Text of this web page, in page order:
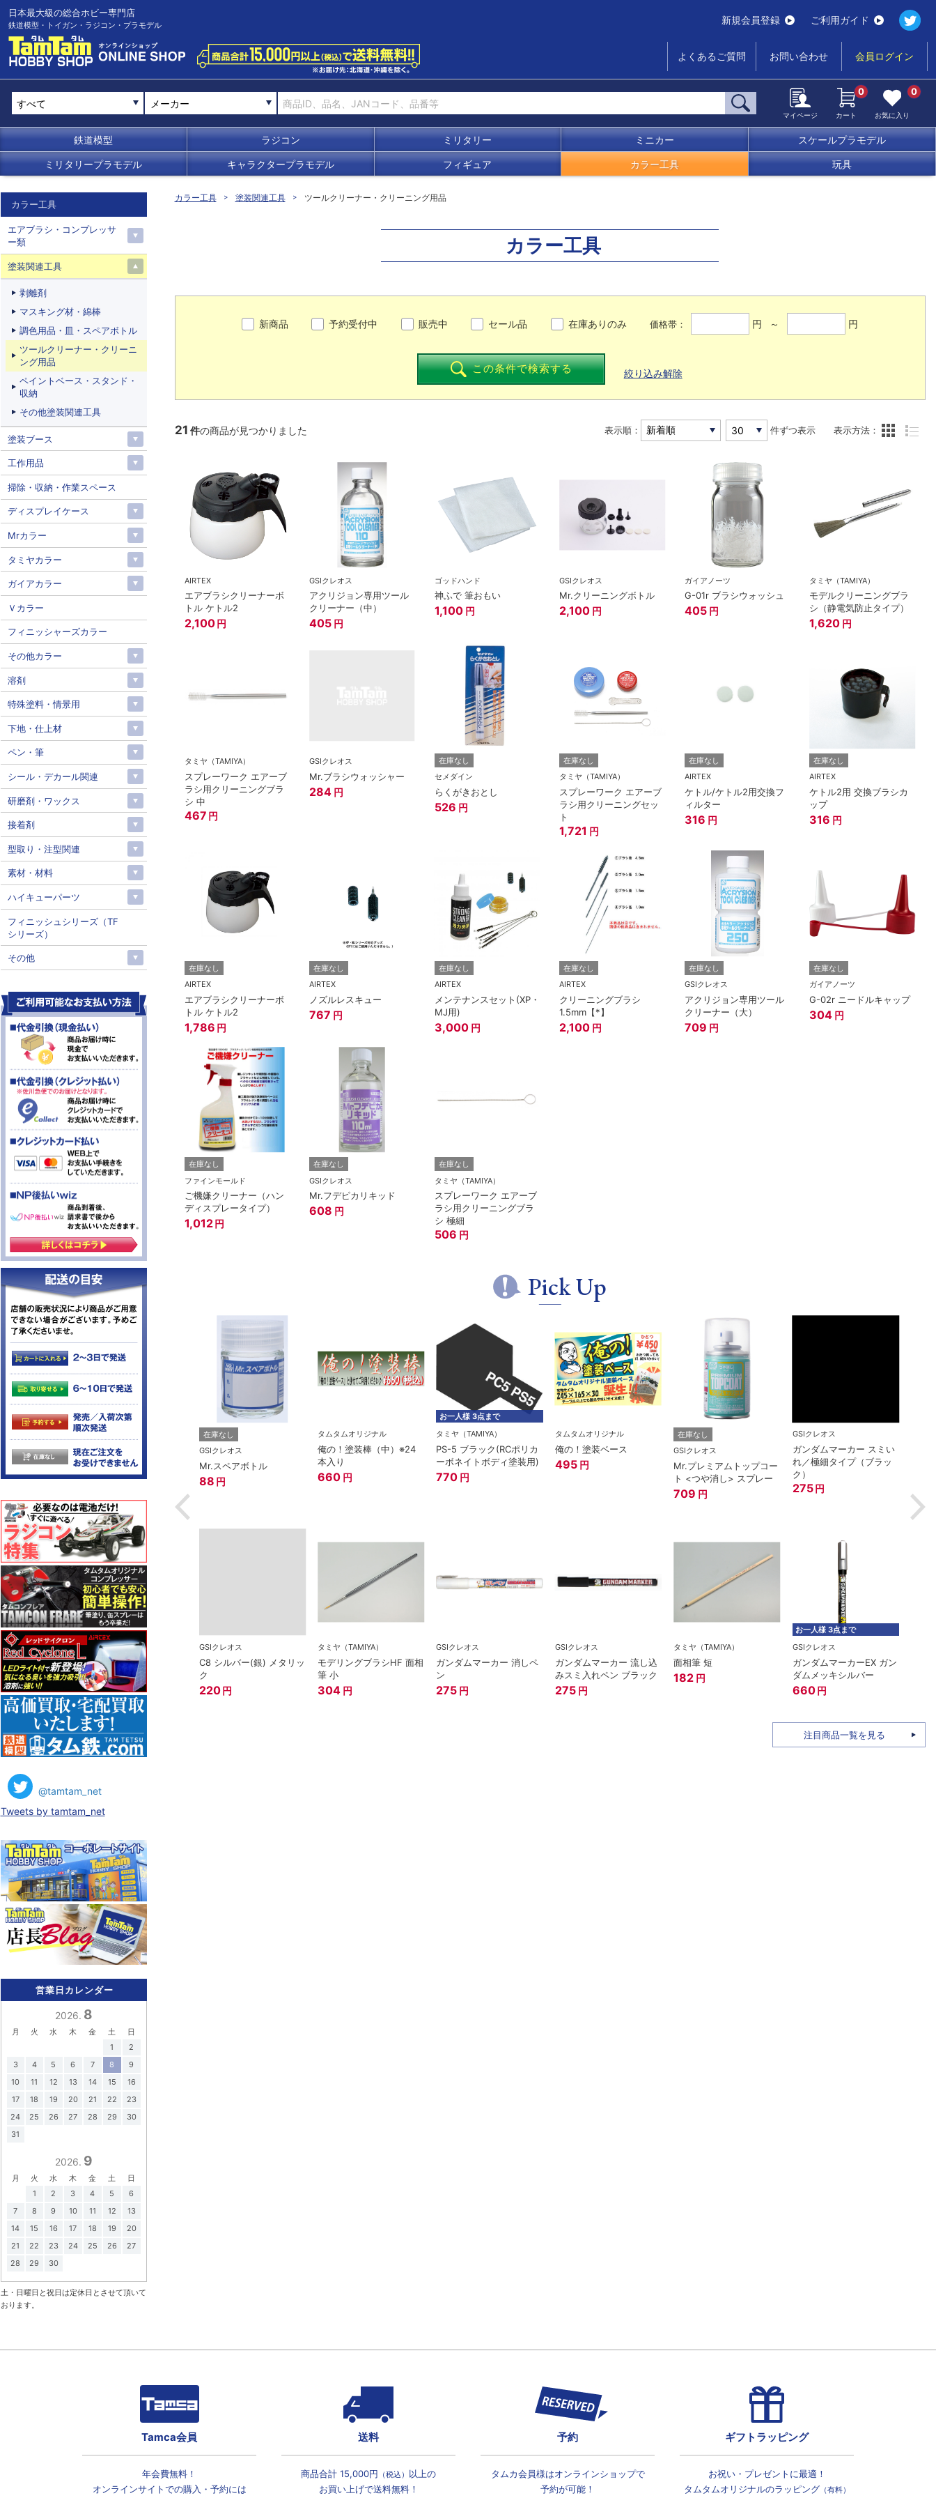
日本最大級の総合ホビー専門店
鉄道模型・トイガン・ラジコン・プラモデル 新規会員登録 ご利用ガイド
よくあるご質問 お問い合わせ 会員ログイン
メーカー
マイページ カート
0
お気に入り
0
鉄道模型 ラジコン ミリタリー ミニカー スケールプラモデル
ミリタリープラモデル キャラクタープラモデル フィギュア カラー工具 玩具
カラー工具 塗装関連工具 ツールクリーナー・クリーニング用品
カラー工具
新商品 予約受付中 販売中 セール品 在庫ありのみ 価格帯： 円 ～ 円
この条件で検索する 絞り込み解除
21 件の商品が見つかりました 表示順： 件ずつ表示 表示方法：
AIRTEX
エアブラシクリーナーボ
トル ケトル2
2,100 円
GSIクレオス
アクリジョン専用ツール
クリーナー（中）
405 円
ゴッドハンド
神ふで 筆おもい
1,100 円
GSIクレオス
Mr.クリーニングボトル
2,100 円
ガイアノーツ
G-01r ブラシウォッシュ
405 円
タミヤ（TAMIYA）
モデルクリーニングブラ
シ（静電気防止タイプ）
1,620 円
タミヤ（TAMIYA）
スプレーワーク エアーブ
ラシ用クリーニングブラ
シ 中
467 円
GSIクレオス
Mr.ブラシウォッシャー
284 円
在庫なし
セメダイン
らくがきおとし
526 円
在庫なし
タミヤ（TAMIYA）
スプレーワーク エアーブ
ラシ用クリーニングセッ
ト
1,721 円
在庫なし
AIRTEX
ケトル/ケトル2用交換フ
ィルター
316 円
在庫なし
AIRTEX
ケトル2用 交換ブラシカ
ップ
316 円
在庫なし
AIRTEX
エアブラシクリーナーボ
トル ケトル2
1,786 円
在庫なし
AIRTEX
ノズルレスキュー
767 円
在庫なし
AIRTEX
メンテナンスセット(XP・
MJ用)
3,000 円
在庫なし
AIRTEX
クリーニングブラシ
1.5mm【*】
2,100 円
在庫なし
GSIクレオス
アクリジョン専用ツール
クリーナー（大）
709 円
在庫なし
ガイアノーツ
G-02r ニードルキャップ
304 円
在庫なし
ファインモールド
ご機嫌クリーナー（ハン
ディスプレータイプ）
1,012 円
在庫なし
GSIクレオス
Mr.フデピカリキッド
608 円
在庫なし
タミヤ（TAMIYA）
スプレーワーク エアーブ
ラシ用クリーニングブラ
シ 極細
506 円
Pick Up
ーカーEX 光の
在庫なし
GSIクレオス
Mr.サーフェイサー1000
スプレー（徳用）
在庫なし
GSIクレオス
Mr.スペアボトル
88 円
タムタムオリジナル
俺の！塗装棒（中）※24
本入り
660 円
お一人様 3点まで
タミヤ（TAMIYA）
PS-5 ブラック(RCポリカ
ーボネイトボディ塗装用)
770 円
タムタムオリジナル
俺の！塗装ベース
495 円
在庫なし
GSIクレオス
Mr.プレミアムトップコー
ト <つや消し> スプレー
709 円
GSIクレオス
ガンダムマーカー スミい
れ／極細タイプ（ブラッ
ク）
275 円
GSIクレオス
C8 シルバー(銀) メタリッ
ク
220 円
タミヤ（TAMIYA）
モデリングブラシHF 面相
筆 小
304 円
GSIクレオス
ガンダムマーカー 消しペ
ン
275 円
GSIクレオス
ガンダムマーカー 流し込
みスミ入れペン ブラック
275 円
タミヤ（TAMIYA）
面相筆 短
182 円
お一人様 3点まで
GSIクレオス
ガンダムマーカーEX ガン
ダムメッキシルバー
660 円
注目商品一覧を見る
カラー工具
エアブラシ・コンプレッサ
ー類
塗装関連工具
剥離剤
マスキング材・綿棒
調色用品・皿・スペアボトル
ツールクリーナー・クリーニ
ング用品
ペイントベース・スタンド・
収納
その他塗装関連工具
塗装ブース
工作用品
掃除・収納・作業スペース
ディスプレイケース
Mrカラー
タミヤカラー
ガイアカラー
Ｖカラー
フィニッシャーズカラー
その他カラー
溶剤
特殊塗料・情景用
下地・仕上材
ペン・筆
シール・デカール関連
研磨剤・ワックス
接着剤
型取り・注型関連
素材・材料
ハイキューパーツ
フィニッシュシリーズ（TF
シリーズ）
その他
@tamtam_net
Tweets by tamtam_net
営業日カレンダー
2026. 8
月 火 水 木 金 土
日
1
2
3
4 5 6 7 8
9
10
11 12 13 14 15
16
17
18 19 20 21 22
23
24
25 26 27 28 29
30
31
2026. 9
月 火 水 木 金 土
日
1
2 3 4 5
6
7
8 9 10 11 12
13
14
15 16 17 18 19
20
21
22 23 24 25 26
27
28
29 30
土・日曜日と祝日は定休日とさせて頂いて
おります。
Tamca会員
年会費無料！
オンラインサイトでの購入・予約には
送料
商品合計 15,000円 （税込） 以上の
お買い上げで送料無料！
予約
タムカ会員様はオンラインショップで
予約が可能！
ギフトラッピング
お祝い・プレゼントに最適！
タムタムオリジナルのラッピング （有料）